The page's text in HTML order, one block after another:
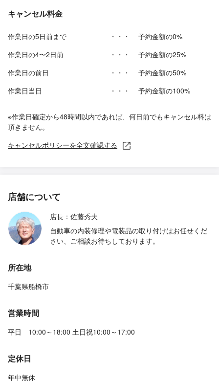
キャンセル料金
作業日の5日前まで ・・・
予約金額の0%
作業日の4〜2日前
・・・
予約金額の25%
作業日の前日
・・・
予約金額の50%
作業日当日
・・・ 予約金額の100%
※作業日確定から48時間以内であれば、何日前でもキャンセル料は
頂きません。
キャンセルポリシーを全文確認する
店舗について
店長：佐藤秀夫
自動車の内装修理や電装品の取り付けはお任せくだ
さい、ご相談お待ちしております。
所在地
千葉県船橋市
営業時間
平日 10:00～18:00 土日祝10:00～17:00
定休日
年中無休